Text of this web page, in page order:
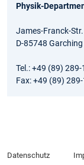
Physik-
James-Franck-Str.
D-85748 Garching
Tel.: +49 (89) 289-
Fax: +49 (89)
Datenschutz